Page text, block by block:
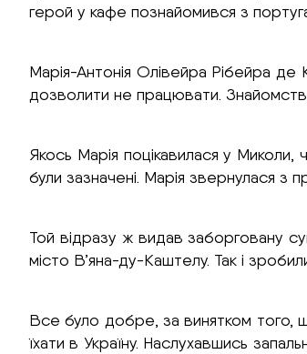
герой у кафе познайомився з
Марія-Антонія Олівейра Рібейра
дозволити не працювати.
Якось Марія поцікавилася у Миколи,
були зазначені. Марія звернулася з
Той відразу ж видав заборговану
місто В’яна-ду-Каштелу. Так і
Все було добре, за винятком того,
їхати в Україну. Наслухавшись